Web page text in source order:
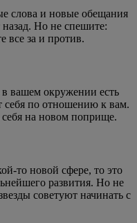
слова и новые обещания
назад. Но не спешите:
все за и против.
вашем окружении есть
себя по отношению к вам.
на новом поприще.
то новой сфере, то это
развития. Но не
советуют начинать с